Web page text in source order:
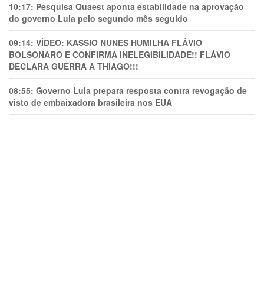
10:17: Pesquisa Quaest aponta estabilidade na aprovação
do governo Lula pelo segundo mês seguido
09:14: VÍDEO: KASSIO NUNES HUMlLHA FLÁVIO
BOLSONARO E CONFIRMA INELEGIBILIDADE!! FLÁVIO
DECLARA GUERRA A THIAGO!!!
08:55: Governo Lula prepara resposta contra revogação de
visto de embaixadora brasileira nos EUA